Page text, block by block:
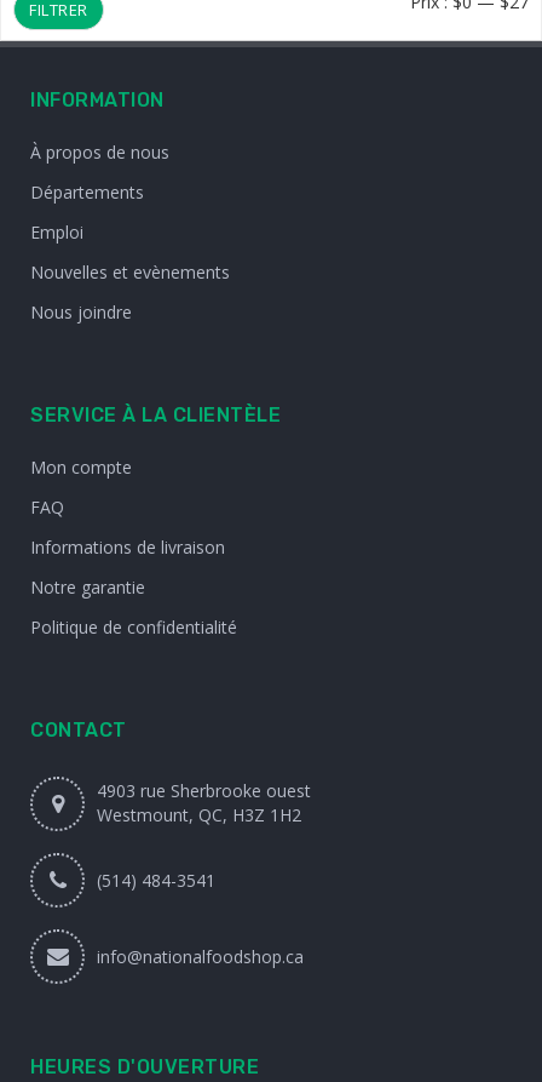
FILTRER
INFORMATION
À propos de nous
Départements
Emploi
Nouvelles et evènements
Nous joindre
SERVICE À LA CLIENTÈLE
Mon compte
FAQ
Informations de livraison
Notre garantie
Politique de confidentialité
CONTACT
4903 rue Sherbrooke ouest
Westmount, QC, H3Z 1H2
(514) 484-3541
info@nationalfoodshop.ca
HEURES D'OUVERTURE